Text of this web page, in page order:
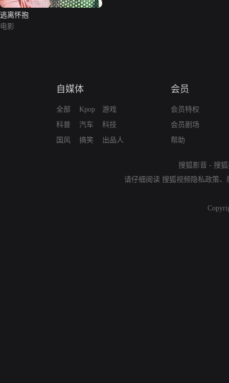
逃离怀抱
电影
自媒体
全部
科普
国风
Kpop
汽车
搞笑
游戏
科技
出品人
会员
会员特权
会员剧场
帮助
搜狐影音 - 搜
请仔细阅读 搜狐视频隐私政策、